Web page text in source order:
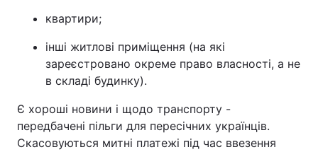
квартири;
інші житлові приміщення (на які
зареєстровано окреме право власності, а не
в складі будинку).
Є хороші новини і щодо транспорту -
передбачені пільги для пересічних українців.
Скасовуються митні платежі під час ввезення